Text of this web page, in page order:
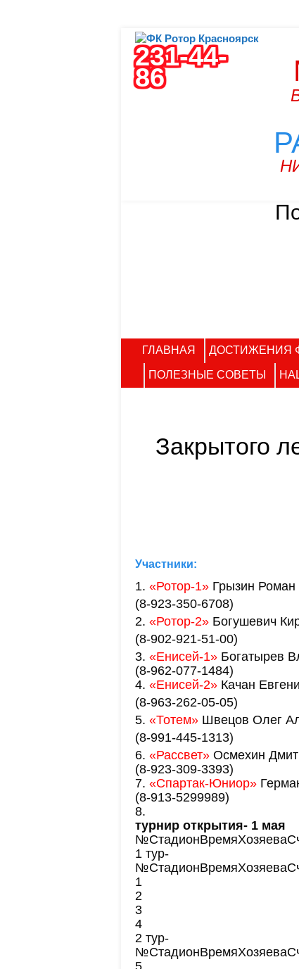
231-44-
86
ГЛАВНАЯ ДОСТИЖЕНИЯ
ПОЛЕЗНЫЕ СОВЕТЫ
Закрытого
Участники:
1. «Ротор-1» Грызин Роман
(8-923-350-6708)
2. «Ротор-2» Богушевич
(8-902-921-51-00)
3. «Енисей-1» Богатырев
(8-962-077-1484)
4. «Енисей-2» Качан
(8-963-262-05-05)
5. «Тотем» Швецов Олег
(8-991-445-1313)
6. «Рассвет» Осмехин
(8-923-309-3393)
7. «Спартак-Юниор»
(8-913-5299989)
8.
турнир открытия- 1 мая
№СтадионВремяХозяева
1 тур-
№СтадионВремяХозяева
1
2
3
4
2 тур-
№СтадионВремяХозяева
5